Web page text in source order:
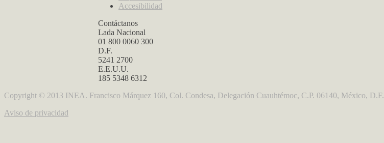
Accesibilidad
Contáctanos
Lada Nacional
01 800 0060 300
D.F.
5241 2700
E.E.U.U.
185 5348 6312
Copyright © 2013 INEA. Francisco Márquez 160, Col. Condesa, Delegación Cuauhtémoc, C.P. 06140, México, D.F.
Aviso de privacidad